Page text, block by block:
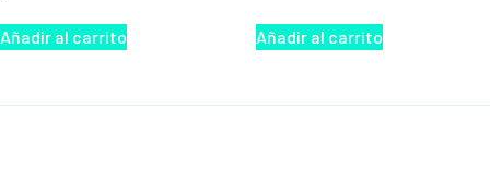
Añadir al carrito Añadir al carrito